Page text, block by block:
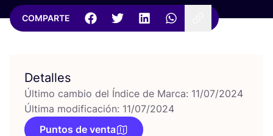
COMPARTE
Detalles
Último cambio del Índice de Marca: 11/07/2024
Última modificación: 11/07/2024
Puntos de venta